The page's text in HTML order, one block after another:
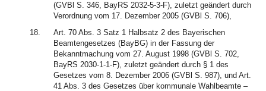
(GVBl S. 346, BayRS 2032-5-3-F), zuletzt geändert durch
Verordnung vom 17. Dezember 2005 (GVBl S. 706),
18.
Art. 70 Abs. 3 Satz 1 Halbsatz 2 des Bayerischen
Beamtengesetzes (BayBG) in der Fassung der
Bekanntmachung vom 27. August 1998 (GVBl S. 702,
BayRS 2030-1-1-F), zuletzt geändert durch § 1 des
Gesetzes vom 8. Dezember 2006 (GVBl S. 987), und Art.
41 Abs. 3 des Gesetzes über kommunale Wahlbeamte –